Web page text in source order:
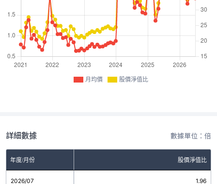
月均價 股價淨值比
詳細數據 數據單位：倍
年度/月份 股價淨值比
2026/07 1.96